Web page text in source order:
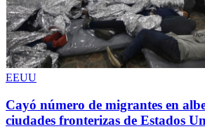
EEUU
Cayó número de migrantes en
ciudades fronterizas de Estados